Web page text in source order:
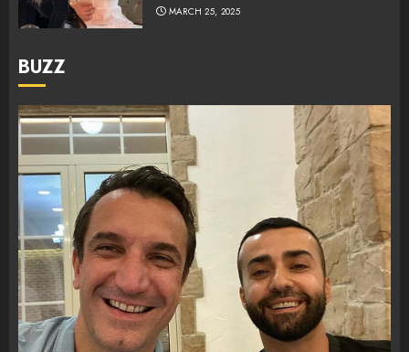
MARCH 25, 2025
BUZZ